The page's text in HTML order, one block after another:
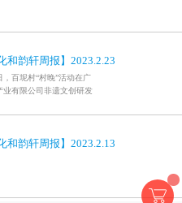
和韵轩周报】2023.2.23
，百坭村“村晚”活动在广
业有限公司非遗文创研发
乐业县百坭壮族织布技艺
正式开启，活动紧扣“启航
美，突出乡村文艺新体
和韵轩周报】2023.2.13